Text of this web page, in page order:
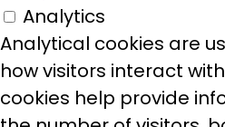
Analytics
Analytical cookies are
how visitors interact
cookies help provide